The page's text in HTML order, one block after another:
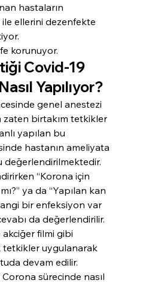
hastaların
ellerini dezenfekte
korunuyor.
Covid-19
Yapılıyor?
genel anestezi
zaten birtakım tetkikler
yapılan bu
hastanın ameliyata
değerlendirilmektedir.
“Korona için
ya da “Yapılan kan
bir enfeksiyon var
da değerlendirilir.
filmi gibi
tetkikler uygulanarak
devam edilir.
sürecinde nasıl